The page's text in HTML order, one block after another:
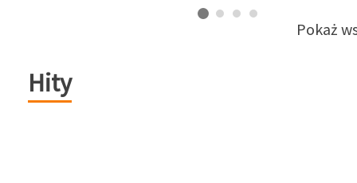
Pokaż
Hity